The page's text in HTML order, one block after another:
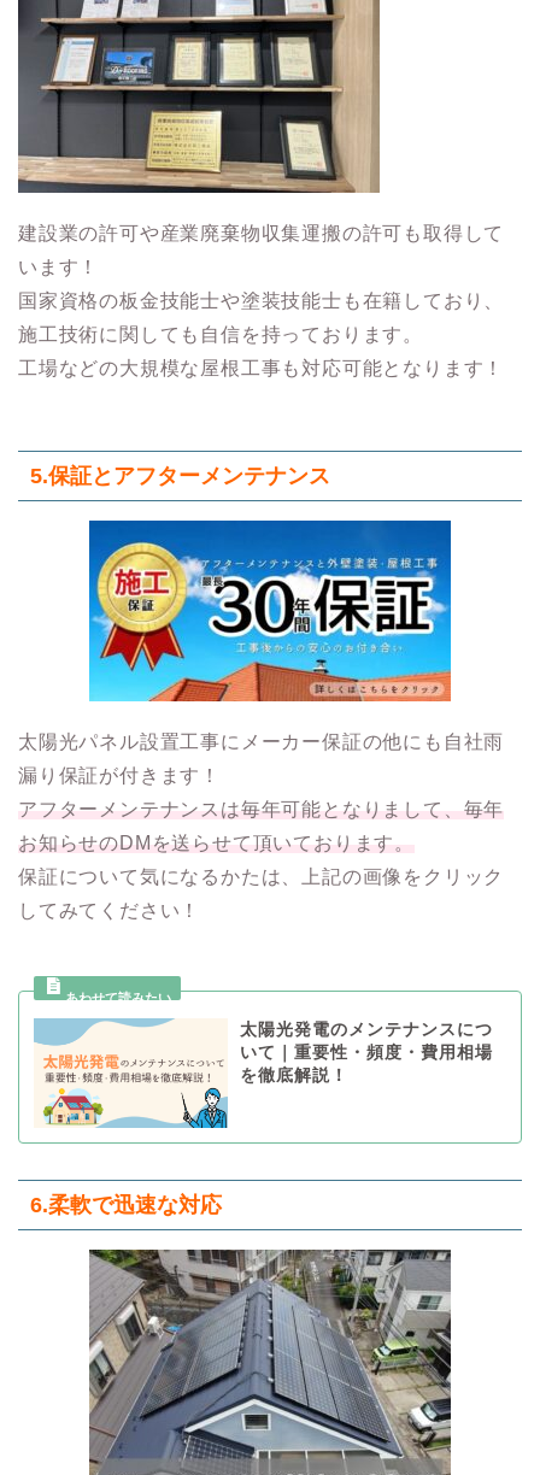
建設業の許可や産業廃棄物収集運搬の許可も取得して
います！
国家資格の板金技能士や塗装技能士も在籍しており、
施工技術に関しても自信を持っております。
工場などの大規模な屋根工事も対応可能となります！
5.保証とアフターメンテナンス
太陽光パネル設置工事にメーカー保証の他にも自社雨
漏り保証が付きます！
アフターメンテナンスは毎年可能となりまして、毎年
お知らせのDMを送らせて頂いております。
保証について気になるかたは、上記の画像をクリック
してみてください！
太陽光発電のメンテナンスにつ
いて｜重要性・頻度・費用相場
を徹底解説！
6.柔軟で迅速な対応